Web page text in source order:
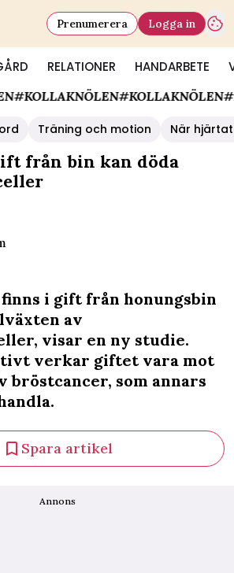
RELATIONER HANDARBETE
Prenumerera Logga in
#KOLLAKNÖLEN
Träning och motion När
från bin kan döda
finns i gift från honungsbin
av
visar en ny studie.
verkar giftet vara mot
som annars
Spara artikel
Annons